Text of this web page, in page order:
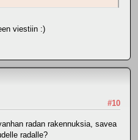
viestiin :)
#10
radan rakennuksia, savea
radalle?